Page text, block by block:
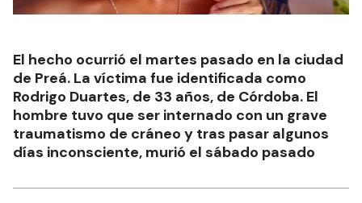
El hecho ocurrió el martes pasado en la ciudad
de Preá. La víctima fue identificada como
Rodrigo Duartes, de 33 años, de Córdoba. El
hombre tuvo que ser internado con un grave
traumatismo de cráneo y tras pasar algunos
días inconsciente, murió el sábado pasado